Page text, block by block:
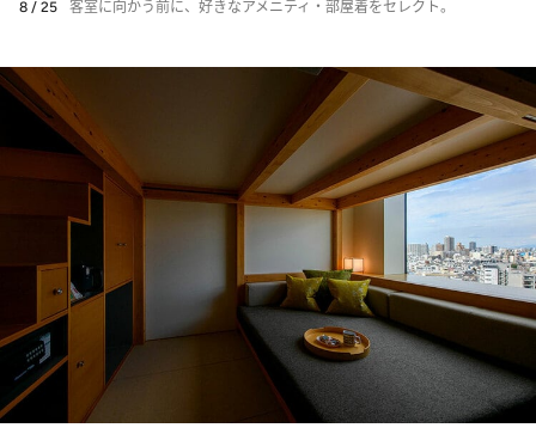
8 / 25 客室に向かう前に、好きなアメニティ・部屋着をセレクト。